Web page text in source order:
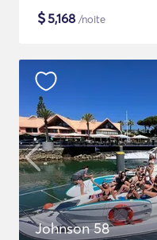
$5,168 /noite
Johnson 58